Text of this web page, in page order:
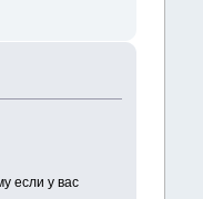
если у вас